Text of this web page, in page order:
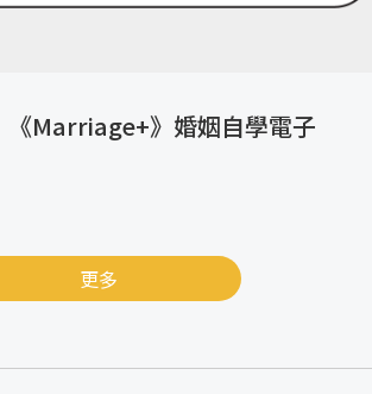
《Marriage+》婚姻自學電子
更多